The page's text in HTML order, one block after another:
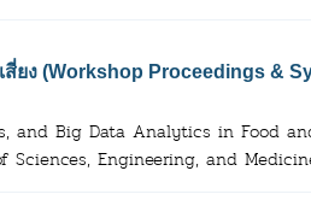
ยง (Workshop Proceedings &
and Big Data Analytics in Food
Engineering, and